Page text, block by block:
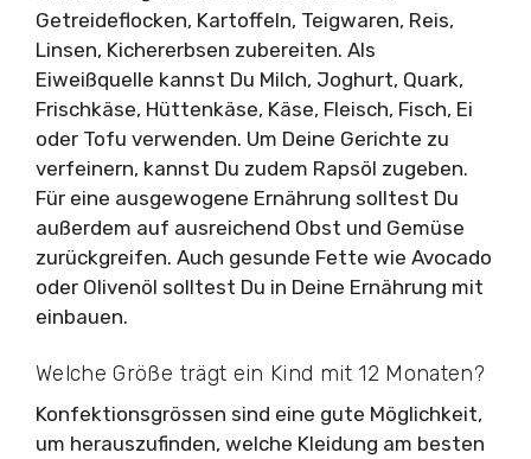
Getreideflocken, Kartoffeln, Teigwaren, Reis,
Linsen, Kichererbsen zubereiten. Als
Eiweißquelle kannst Du Milch, Joghurt, Quark,
Frischkäse, Hüttenkäse, Käse, Fleisch, Fisch, Ei
oder Tofu verwenden. Um Deine Gerichte zu
verfeinern, kannst Du zudem Rapsöl zugeben.
Für eine ausgewogene Ernährung solltest Du
außerdem auf ausreichend Obst und Gemüse
zurückgreifen. Auch gesunde Fette wie Avocado
oder Olivenöl solltest Du in Deine Ernährung mit
einbauen.
Welche Größe trägt ein Kind mit 12 Monaten?
Konfektionsgrössen sind eine gute Möglichkeit,
um herauszufinden, welche Kleidung am besten